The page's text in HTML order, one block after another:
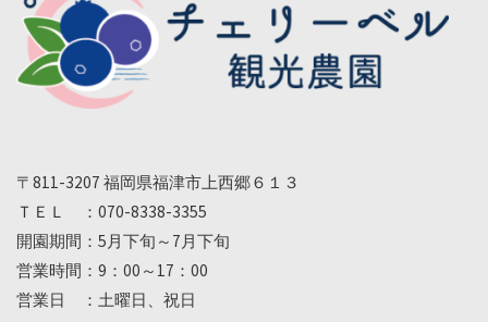
〒811-3207 福岡県福津市上西郷６１３
ＴＥＬ ：070-8338-3355
開園期間：5月下旬～7月下旬
営業時間：9：00～17：00
営業日 ：土曜日、祝日